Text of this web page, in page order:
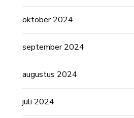
oktober 2024
september 2024
augustus 2024
juli 2024